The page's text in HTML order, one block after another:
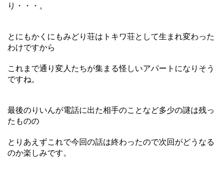
り・・・。
とにもかくにもみどり荘はトキワ荘として生まれ変わった
わけですから
これまで通り変人たちが集まる怪しいアパートになりそう
ですね。
最後のりいんが電話に出た相手のことなど多少の謎は残っ
たものの
とりあえずこれで今回の話は終わったので次回がどうなる
のか楽しみです。